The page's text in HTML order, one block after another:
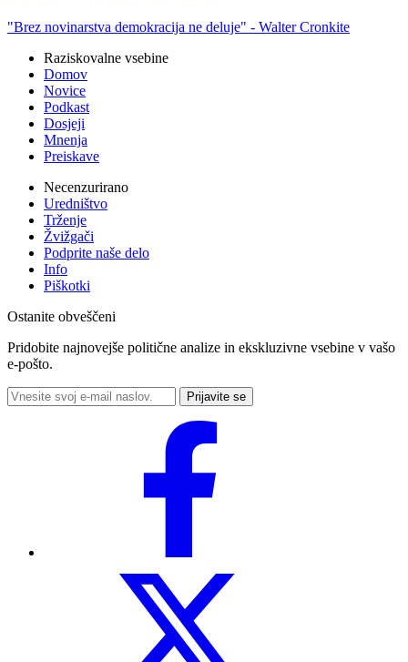
"Brez novinarstva demokracija ne deluje" - Walter Cronkite
Raziskovalne vsebine
Domov
Novice
Podkast
Dosjeji
Mnenja
Preiskave
Necenzurirano
Uredništvo
Trženje
Žvižgači
Podprite naše delo
Info
Piškotki
Ostanite obveščeni
Pridobite najnovejše politične analize in ekskluzivne vsebine v vašo
e-pošto.
Prijavite se